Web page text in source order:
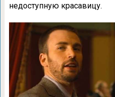
недоступную красавицу.